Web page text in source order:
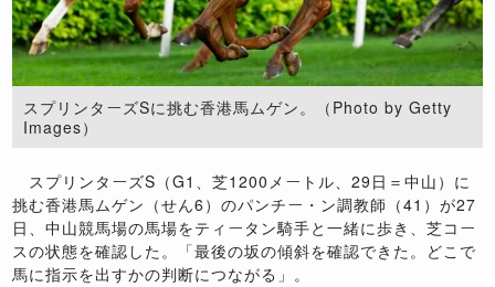
スプリンターズSに挑む香港馬ムゲン。（Photo by Getty
Images）
スプリンターズS（G1、芝1200メートル、29日＝中山）に
挑む香港馬ムゲン（せん6）のパンチー・ン調教師（41）が27
日、中山競馬場の馬場をティータン騎手と一緒に歩き、芝コー
スの状態を確認した。「最後の坂の傾斜を確認できた。どこで
馬に指示を出すかの判断につながる」。